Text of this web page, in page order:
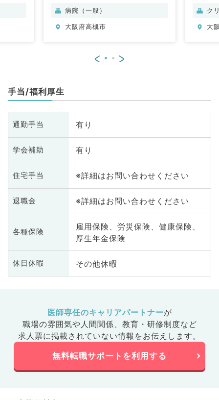
病院（一般）
大阪府高槻市
ク
大
< >
手当/福利厚生
通勤手当 有り
学会補助 有り
住宅手当 ※詳細はお問い合わせください
退職金 ※詳細はお問い合わせください
各種保険
雇用保険、労災保険、健康保険、
厚生年金保険
休日休暇 その他休暇
医師専任のキャリアパートナーが
職場の雰囲気や人間関係、 教育・研修制度など
求人票に掲載されていない情報をお伝えします。
無料転職サポートを利用する